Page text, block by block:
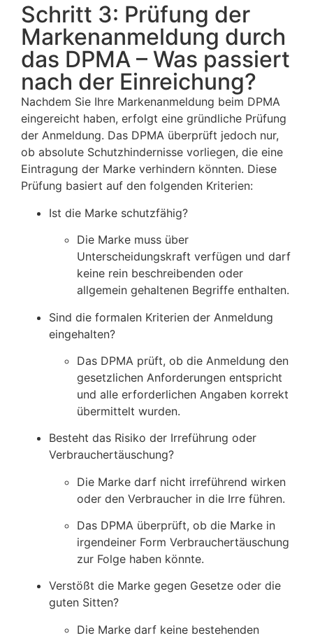
Schritt 3: Prüfung der
Markenanmeldung durch
das DPMA – Was passiert
nach der Einreichung?
Nachdem Sie Ihre Markenanmeldung beim DPMA
eingereicht haben, erfolgt eine gründliche Prüfung
der Anmeldung. Das DPMA überprüft jedoch nur,
ob absolute Schutzhindernisse vorliegen, die eine
Eintragung der Marke verhindern könnten. Diese
Prüfung basiert auf den folgenden Kriterien:
Ist die Marke schutzfähig?
Die Marke muss über
Unterscheidungskraft verfügen und darf
keine rein beschreibenden oder
allgemein gehaltenen Begriffe enthalten.
Sind die formalen Kriterien der Anmeldung
eingehalten?
Das DPMA prüft, ob die Anmeldung den
gesetzlichen Anforderungen entspricht
und alle erforderlichen Angaben korrekt
übermittelt wurden.
Besteht das Risiko der Irreführung oder
Verbrauchertäuschung?
Die Marke darf nicht irreführend wirken
oder den Verbraucher in die Irre führen.
Das DPMA überprüft, ob die Marke in
irgendeiner Form Verbrauchertäuschung
zur Folge haben könnte.
Verstößt die Marke gegen Gesetze oder die
guten Sitten?
Die Marke darf keine bestehenden